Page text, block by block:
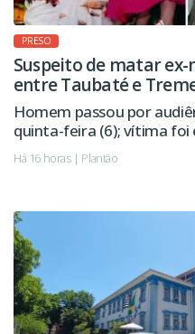
PRESO
Suspeito de matar
entre Taubaté e
Homem passou por
quinta-feira (6); vítima
sinais de violência.
Há 16 horas | Plantão